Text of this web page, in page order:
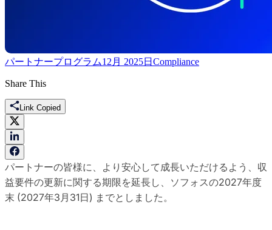
パートナープログラム12月 2025日 Compliance
Share This
Link Copied
パートナーの皆様に、より安心して成長いただけるよう、収
益要件の更新に関する期限を延長し、ソフォスの2027年度
末 (2027年3月31日) までとしました。